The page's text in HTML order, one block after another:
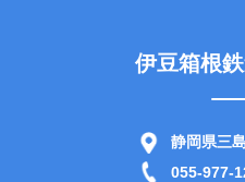
伊豆箱根
静岡県三
055-977-